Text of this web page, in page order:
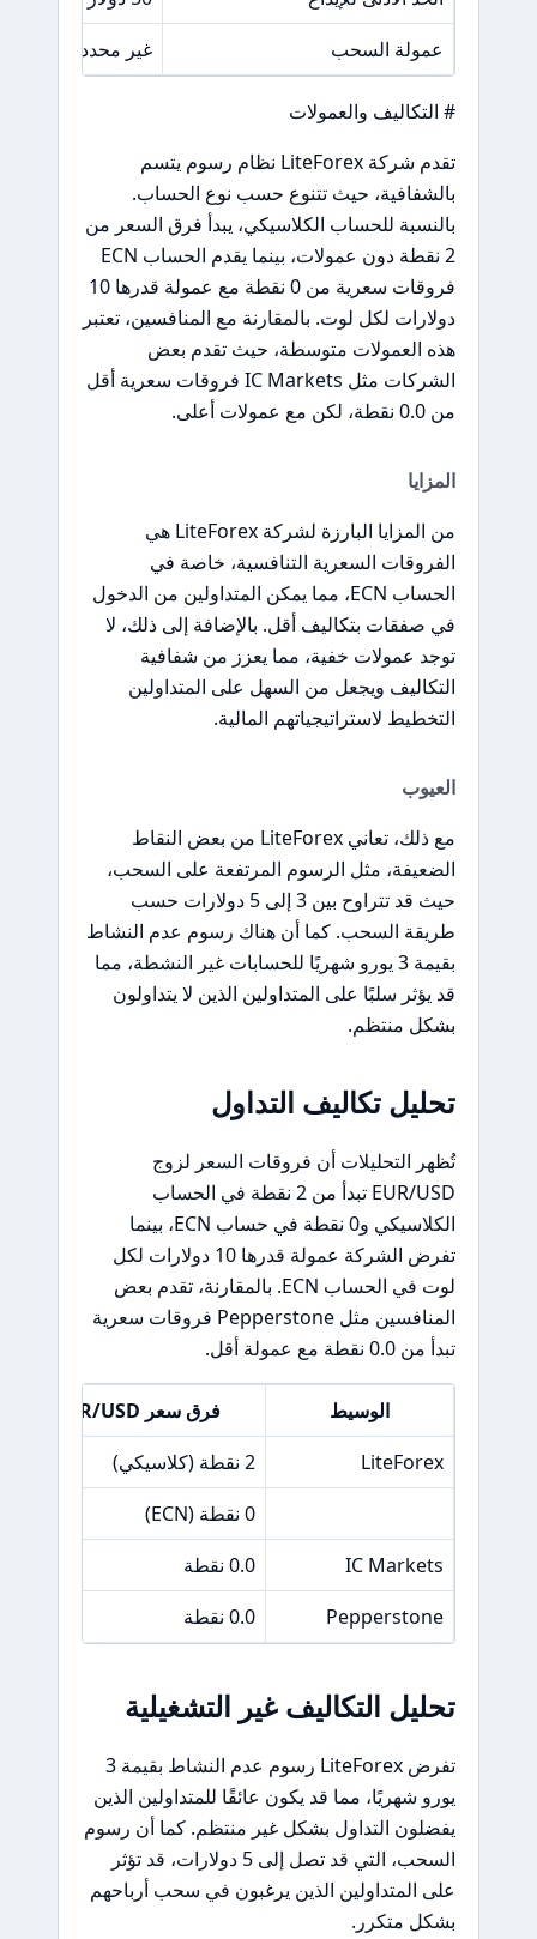
عمولة السحب
غير محددة بشكل
# التكاليف والعمولات
تقدم شركة LiteForex نظام رسوم يتسم
بالشفافية، حيث تتنوع حسب نوع الحساب.
بالنسبة للحساب الكلاسيكي، يبدأ فرق السعر من
2 نقطة دون عمولات، بينما يقدم الحساب ECN
فروقات سعرية من 0 نقطة مع عمولة قدرها 10
دولارات لكل لوت. بالمقارنة مع المنافسين، تعتبر
هذه العمولات متوسطة، حيث تقدم بعض
الشركات مثل IC Markets فروقات سعرية أقل
من 0.0 نقطة، لكن مع عمولات أعلى.
المزايا
من المزايا البارزة لشركة LiteForex هي
الفروقات السعرية التنافسية، خاصة في
الحساب ECN، مما يمكن المتداولين من الدخول
في صفقات بتكاليف أقل. بالإضافة إلى ذلك، لا
توجد عمولات خفية، مما يعزز من شفافية
التكاليف ويجعل من السهل على المتداولين
التخطيط لاستراتيجياتهم المالية.
العيوب
مع ذلك، تعاني LiteForex من بعض النقاط
الضعيفة، مثل الرسوم المرتفعة على السحب،
حيث قد تتراوح بين 3 إلى 5 دولارات حسب
طريقة السحب. كما أن هناك رسوم عدم النشاط
بقيمة 3 يورو شهريًا للحسابات غير النشطة، مما
قد يؤثر سلبًا على المتداولين الذين لا يتداولون
بشكل منتظم.
تحليل تكاليف التداول
تُظهر التحليلات أن فروقات السعر لزوج
EUR/USD تبدأ من 2 نقطة في الحساب
الكلاسيكي و0 نقطة في حساب ECN، بينما
تفرض الشركة عمولة قدرها 10 دولارات لكل
لوت في الحساب ECN. بالمقارنة، تقدم بعض
المنافسين مثل Pepperstone فروقات سعرية
تبدأ من 0.0 نقطة مع عمولة أقل.
الوسيط
فرق سعر EUR/USD
LiteForex
2 نقطة (كلاسيكي)
0 نقطة (ECN)
IC Markets
0.0 نقطة
Pepperstone
0.0 نقطة
تحليل التكاليف غير التشغيلية
تفرض LiteForex رسوم عدم النشاط بقيمة 3
يورو شهريًا، مما قد يكون عائقًا للمتداولين الذين
يفضلون التداول بشكل غير منتظم. كما أن رسوم
السحب، التي قد تصل إلى 5 دولارات، قد تؤثر
على المتداولين الذين يرغبون في سحب أرباحهم
بشكل متكرر.